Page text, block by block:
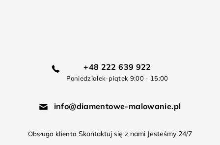
+48 222 639 922
Poniedziałek-piątek 9:00 - 15:00
info@diamentowe-malowanie.pl
Obsługa klienta Skontaktuj się z nami Jesteśmy 24/7